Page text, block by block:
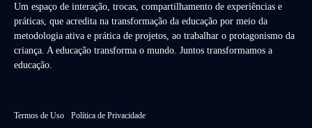
Um espaço de interação, trocas, compartilhamento de experiências e
práticas, que acredita na transformação da educação por meio da
metodologia ativa e prática de projetos, ao trabalhar o protagonismo da
criança. A educação transforma o mundo. Juntos transformamos a
educação.
Termos de Uso Política de Privacidade